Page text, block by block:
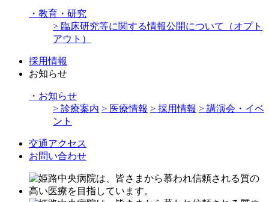
・ 教育・研究
> 臨床研究等に関する情報公開について（オプト
アウト）
採用情報
お知らせ
・ お知らせ
> 診療案内 > 医療情報 > 採用情報 > 講演会・イベ
ント
交通アクセス
お問い合わせ